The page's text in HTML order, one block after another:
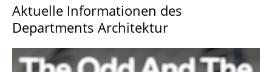
Aktuelle Informationen des
Departments Architektur